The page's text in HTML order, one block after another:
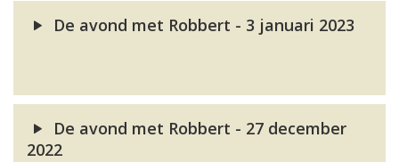
De avond met Robbert - 3 januari 2023
De avond met Robbert - 27 december
2022